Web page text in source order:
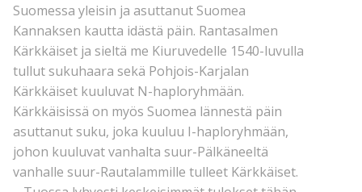
Suomessa yleisin ja asuttanut Suomea
Kannaksen kautta idästä päin. Rantasalmen
Kärkkäiset ja sieltä me Kiuruvedelle 1540-luvulla
tullut sukuhaara sekä Pohjois-Karjalan
Kärkkäiset kuuluvat N-haploryhmään.
Kärkkäisissä on myös Suomea lännestä päin
asuttanut suku, joka kuuluu I-haploryhmään,
johon kuuluvat vanhalta suur-Pälkäneeltä
vanhalle suur-Rautalammille tulleet Kärkkäiset.